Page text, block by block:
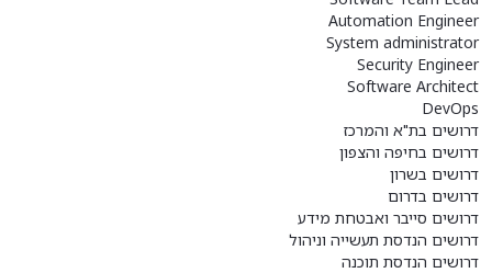
Automation Engineer
System administrator
Security Engineer
Software Architect
DevOps
דרושים בת"א והמרכז
דרושים בחיפה והצפון
דרושים בשרון
דרושים בדרום
דרושים סייבר ואבטחת מידע
דרושים הנדסת תעשייה וניהול
דרושים הנדסת תוכנה